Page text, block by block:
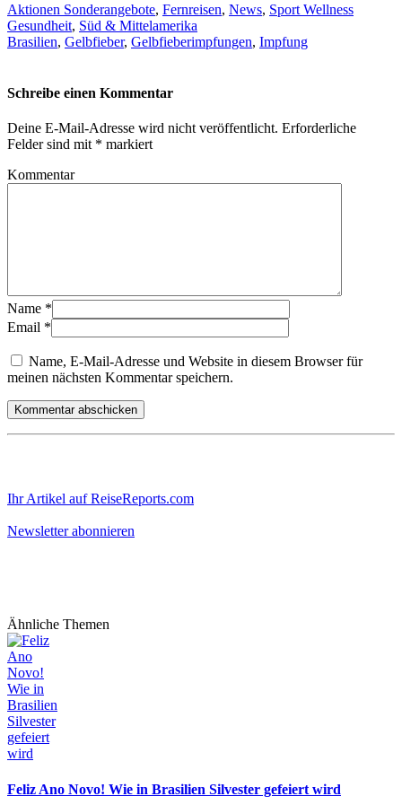
Aktionen Sonderangebote, Fernreisen, News, Sport Wellness
Gesundheit, Süd & Mittelamerika
Brasilien, Gelbfieber, Gelbfieberimpfungen, Impfung
Schreibe einen Kommentar
Deine E-Mail-Adresse wird nicht veröffentlicht. Erforderliche
Felder sind mit * markiert
Kommentar
Name *
Email *
Name, E-Mail-Adresse und Website in diesem Browser für
meinen nächsten Kommentar speichern.
Ihr Artikel auf ReiseReports.com
Newsletter abonnieren
Ähnliche Themen
Feliz Ano Novo! Wie in Brasilien Silvester gefeiert wird